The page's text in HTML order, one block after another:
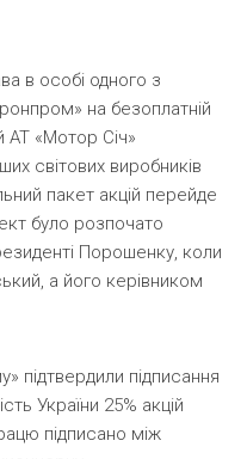
в особі одного з
на безоплатній
АТ «Мотор Січ»
світових виробників
пакет акцій перейде
було розпочато
Порошенку, коли
а його керівником
підтвердили підписання
України 25% акцій
підписано між